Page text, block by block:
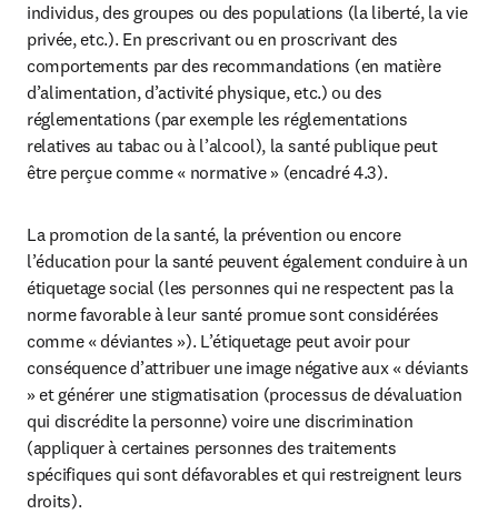
individus, des groupes ou des populations (la liberté, la vie
privée, etc.). En prescrivant ou en proscrivant des
comportements par des recommandations (en matière
d’alimentation, d’activité physique, etc.) ou des
réglementations (par exemple les réglementations
relatives au tabac ou à l’alcool), la santé publique peut
être perçue comme « normative » (encadré 4.3).
La promotion de la santé, la prévention ou encore
l’éducation pour la santé peuvent également conduire à un
étiquetage social (les personnes qui ne respectent pas la
norme favorable à leur santé promue sont considérées
comme « déviantes »). L’étiquetage peut avoir pour
conséquence d’attribuer une image négative aux « déviants
» et générer une stigmatisation (processus de dévaluation
qui discrédite la personne) voire une discrimination
(appliquer à certaines personnes des traitements
spécifiques qui sont défavorables et qui restreignent leurs
droits).